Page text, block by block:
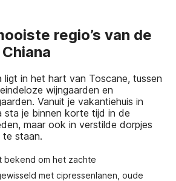
regio’s van de
ligt in het hart van Toscane, tussen
wijngaarden en
Vanuit je vakantiehuis in
sta je binnen korte tijd in de
maar ook in verstilde dorpjes
staan.
bekend om het zachte
met cipressenlanen, oude